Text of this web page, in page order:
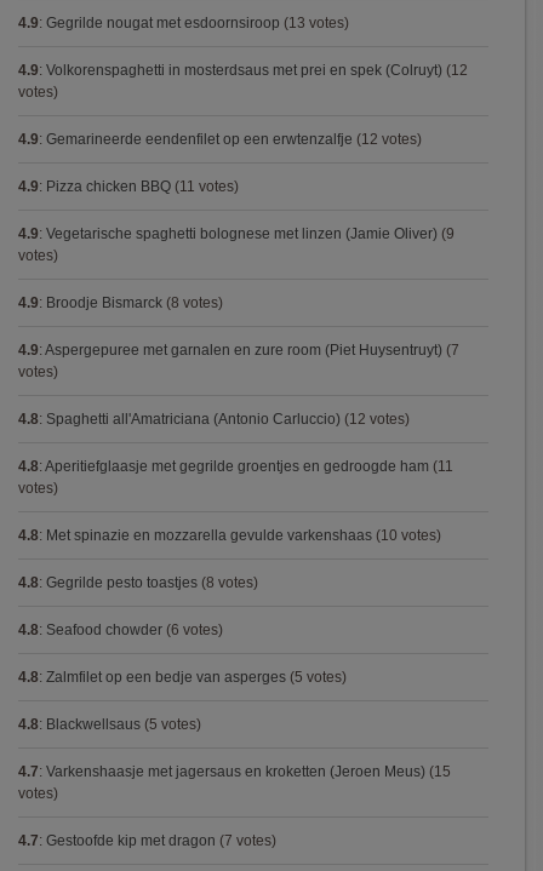
4.9: Gegrilde nougat met esdoornsiroop (13 votes)
4.9: Volkorenspaghetti in mosterdsaus met prei en spek (Colruyt) (12
votes)
4.9: Gemarineerde eendenfilet op een erwtenzalfje (12 votes)
4.9: Pizza chicken BBQ (11 votes)
4.9: Vegetarische spaghetti bolognese met linzen (Jamie Oliver) (9
votes)
4.9: Broodje Bismarck (8 votes)
4.9: Aspergepuree met garnalen en zure room (Piet Huysentruyt) (7
votes)
4.8: Spaghetti all'Amatriciana (Antonio Carluccio) (12 votes)
4.8: Aperitiefglaasje met gegrilde groentjes en gedroogde ham (11
votes)
4.8: Met spinazie en mozzarella gevulde varkenshaas (10 votes)
4.8: Gegrilde pesto toastjes (8 votes)
4.8: Seafood chowder (6 votes)
4.8: Zalmfilet op een bedje van asperges (5 votes)
4.8: Blackwellsaus (5 votes)
4.7: Varkenshaasje met jagersaus en kroketten (Jeroen Meus) (15
votes)
4.7: Gestoofde kip met dragon (7 votes)